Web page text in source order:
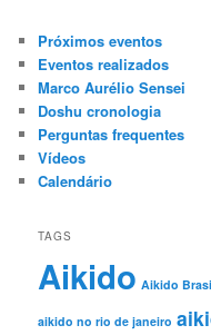
Próximos eventos
Eventos realizados
Marco Aurélio Sensei
Doshu cronologia
Perguntas frequentes
Vídeos
Calendário
TAGS
Aikido Aikido
aikido no rio de janeiro